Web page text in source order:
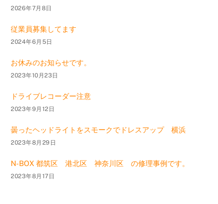
2026年7月8日
従業員募集してます
2024年6月5日
お休みのお知らせです。
2023年10月23日
ドライブレコーダー注意
2023年9月12日
曇ったヘッドライトをスモークでドレスアップ 横浜
2023年8月29日
N-BOX 都筑区 港北区 神奈川区 の修理事例です。
2023年8月17日